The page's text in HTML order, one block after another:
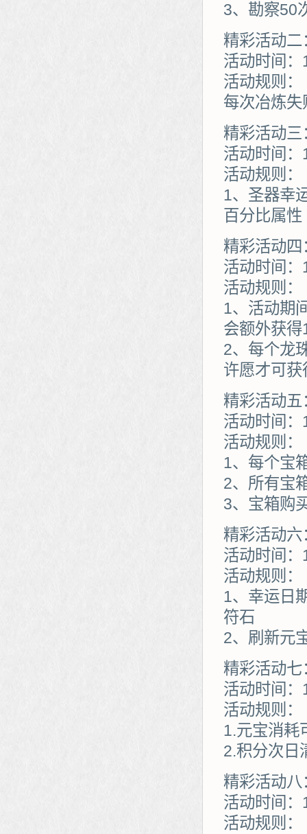
3、勘察50
精彩活动
活动时间
活动规则：
每次冶炼
精彩活动
活动时间
活动规则：
1、圣器幸
百分比属性
精彩活动
活动时间
活动规则：
1、活动期
会额外获
2、每个龙
许愿才可获
精彩活动
活动时间
活动规则：
1、每个宝
2、所有宝
3、宝箱购
精彩活动
活动时间
活动规则：
1、幸运日
符石
2、刷新元
精彩活动
活动时间
活动规则：
1.元宝消耗
2.积分次日
精彩活动
活动时间
活动规则：